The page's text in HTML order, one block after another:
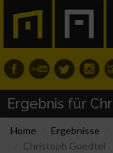
Ergebnis für
Home Ergebnisse
Christoph Goedtel